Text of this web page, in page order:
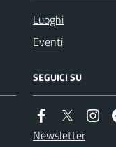
Luoghi
Eventi
SEGUICI SU
Newsletter